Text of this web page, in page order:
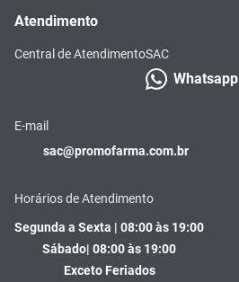
Atendimento
Central de AtendimentoSAC
Whatsapp
E-mail
sac@promofarma.com.br
Horários de Atendimento
Segunda a Sexta | 08:00 às 19:00
Sábado| 08:00 às 19:00
Exceto Feriados